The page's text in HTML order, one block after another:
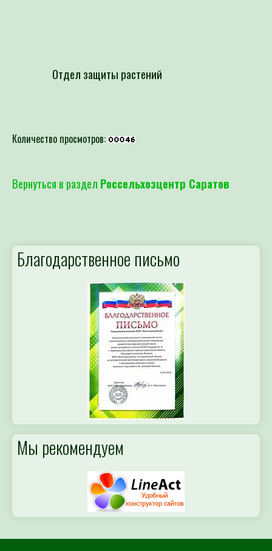
Отдел защиты растений
Количество просмотров:
Вернуться в раздел Россельхозцентр Саратов
Благодарственное письмо
Мы рекомендуем